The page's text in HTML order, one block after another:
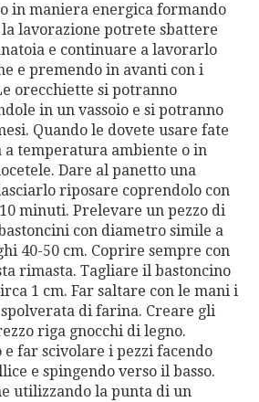
in maniera energica formando
lavorazione potrete sbattere
e continuare a lavorarlo
e premendo in avanti con i
orecchiette si potranno
in un vassoio e si potranno
Quando le dovete usare fate
a temperatura ambiente o in
Dare al panetto una
riposare coprendolo con
minuti. Prelevare un pezzo di
con diametro simile a
40-50 cm. Coprire sempre con
rimasta. Tagliare il bastoncino
1 cm. Far saltare con le mani i
di farina. Creare gli
riga gnocchi di legno.
far scivolare i pezzi facendo
e spingendo verso il basso.
utilizzando la punta di un